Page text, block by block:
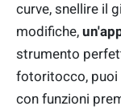
curve, snellire il
modifiche,
strumento
fotoritocco, puoi
con funzioni